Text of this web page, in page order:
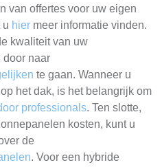
van offertes voor uw eigen
u hier meer informatie vinden.
kwaliteit van uw
door naar
te gaan. Wanneer u
het dak, is het belangrijk om
professionals. Ten slotte,
kosten, kunt u
de
. Voor een hybride